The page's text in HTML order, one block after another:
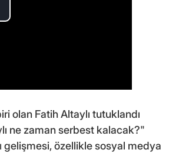
olan Fatih Altaylı tutuklandı
ne zaman serbest kalacak?"
gelişmesi, özellikle sosyal medya